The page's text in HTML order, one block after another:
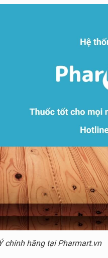
chính hãng tại Pharmart.vn